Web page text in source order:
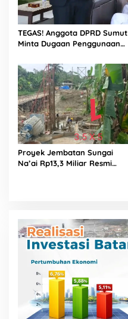
TEGAS! Anggota DPRD Sumut
Minta Dugaan Penggunaan
Revitalisasi SMAN Unggulan
Sukma Nias Diusut, Sebut
Berpotensi Langgar Kontrak
dan Rugikan Negara
Proyek Jembatan Sungai
Na’ai Rp13,3 Miliar Resmi